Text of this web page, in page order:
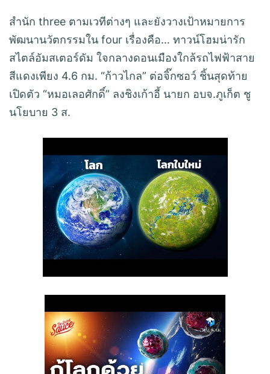
สำนัก three ตามเวทีต่างๆ และยังวางเป้าหมายการ
พัฒนานวัตกรรมใน four เรื่องคือ… ทาวน์โฮมน่ารัก
สไตล์อัมสเตอร์ดัม ใจกลางดอนเมืองใกล้รถไฟฟ้าสาย
สีแดงเพียง 4.6 กม. “ก้าวไกล” ต่อจิ๊กซอว์ ชิ้นสุดท้าย
เปิดตัว “หมอเลอศักดิ์” ลงชิงเก้าอี้ นายก อบจ.ภูเก็ต ชู
นโยบาย 3 ส.